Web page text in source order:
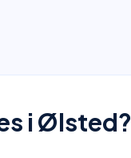
i Ølsted?